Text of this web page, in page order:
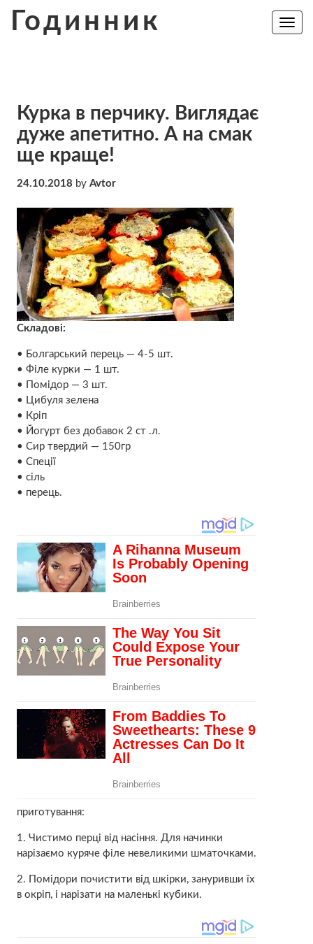
Годинник
Toggle
Курка в перчику. Виглядає
дуже апетитно. А на смак
ще краще!
24.10.2018 by Avtor
Складові:
• Болгарський перець — 4-5 шт.
• Філе курки — 1 шт.
• Помідор — 3 шт.
• Цибуля зелена
• Кріп
• Йогурт без добавок 2 ст .л.
• Сир твердий — 150гр
• Спеції
• сіль
• перець.
приготування:
1. Чистимо перці від насіння. Для начинки
нарізаємо куряче філе невеликими шматочками.
2. Помідори почистити від шкірки, зануривши їх
в окріп, і нарізати на маленькі кубики.